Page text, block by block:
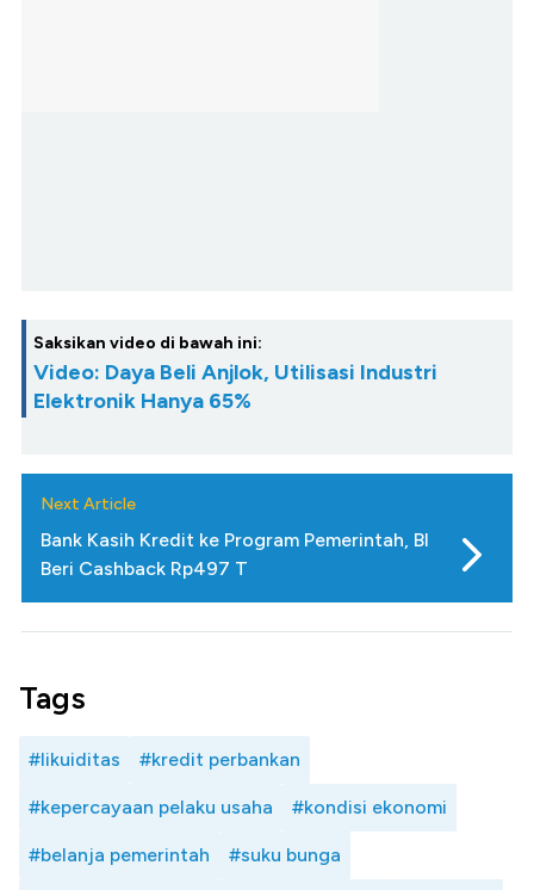
Saksikan video di bawah ini:
Video: Daya Beli Anjlok, Utilisasi Industri
Elektronik Hanya 65%
Next Article
Bank Kasih Kredit ke Program Pemerintah, BI
Beri Cashback Rp497 T
Tags
#likuiditas #kredit perbankan
#kepercayaan pelaku usaha #kondisi ekonomi
#belanja pemerintah #suku bunga